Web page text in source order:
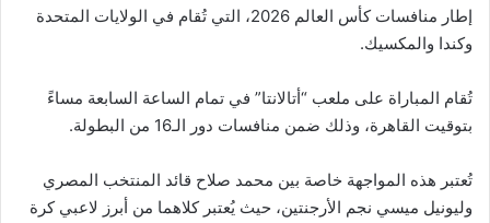
إطار منافسات كأس العالم 2026، التي تُقام في الولايات المتحدة
وكندا والمكسيك.
تُقام المباراة على ملعب “أتالانتا” في تمام الساعة السابعة مساءً
بتوقيت القاهرة، وذلك ضمن منافسات دور الـ16 من البطولة.
تُعتبر هذه المواجهة خاصة بين محمد صلاح قائد المنتخب المصري
وليونيل ميسي نجم الأرجنتين، حيث يُعتبر كلاهما من أبرز لاعبي كرة